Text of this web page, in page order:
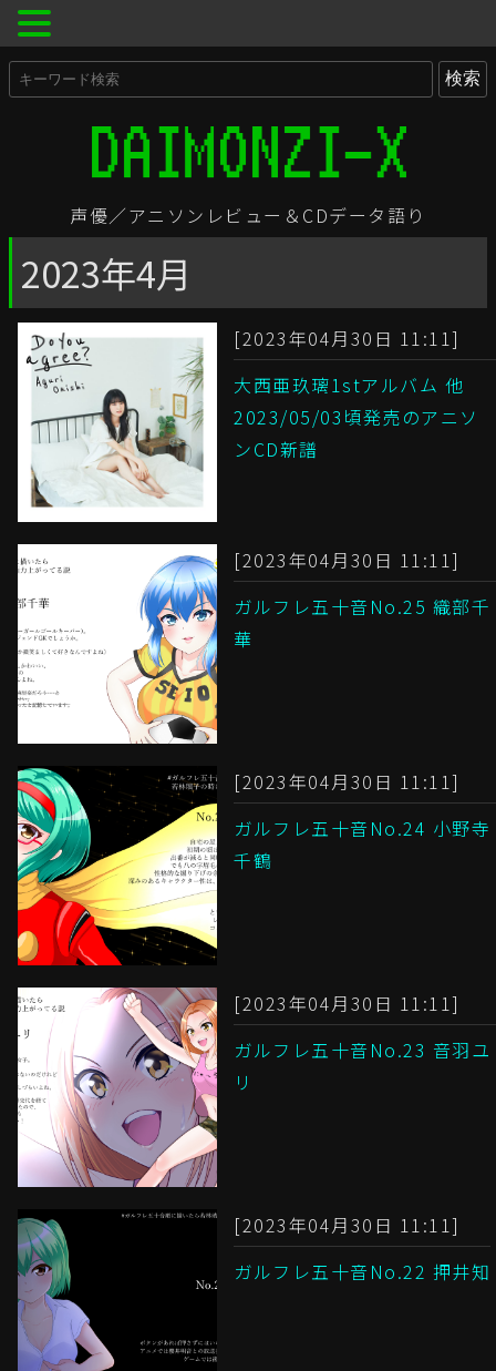
声優／アニソンレビュー＆CDデータ語り
2023年4月
[2023年04月30日 11:11]
大西亜玖璃1stアルバム 他
2023/05/03頃発売のアニソ
ンCD新譜
[2023年04月30日 11:11]
ガルフレ五十音No.25 織部千
華
[2023年04月30日 11:11]
ガルフレ五十音No.24 小野寺
千鶴
[2023年04月30日 11:11]
ガルフレ五十音No.23 音羽ユ
リ
[2023年04月30日 11:11]
ガルフレ五十音No.22 押井知